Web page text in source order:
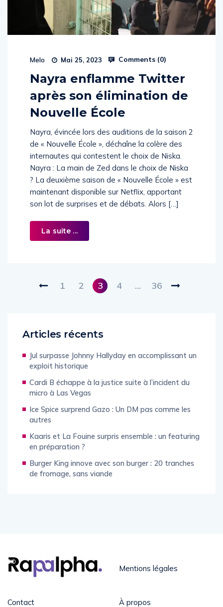
Melo Mai 25, 2023 Comments (0)
Nayra enflamme Twitter
après son élimination de
Nouvelle École
Nayra, évincée lors des auditions de la saison 2
de « Nouvelle École », déchaîne la colère des
internautes qui contestent le choix de Niska.
Nayra : La main de Zed dans le choix de Niska
? La deuxième saison de « Nouvelle École » est
maintenant disponible sur Netflix, apportant
son lot de surprises et de débats. Alors […]
La suite ...
1 2 3 4 … 36
Articles récents
Jul surpasse Johnny Hallyday en accomplissant un
exploit historique
Cardi B échappe à la justice suite à l’incident du
micro à Las Vegas
Ice Spice surprend Gazo : Un DM pas comme les
autres
Kaaris et La Fouine surpris ensemble : un featuring
en préparation ?
Burger King innove avec son burger : 20 tranches
de fromage, sans viande
Mentions légales
Contact À propos